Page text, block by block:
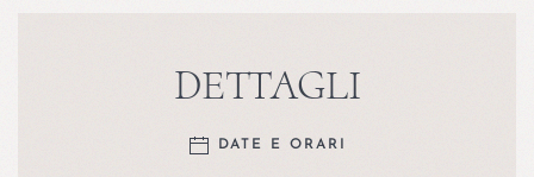
DETTAGLI
DATE E ORARI